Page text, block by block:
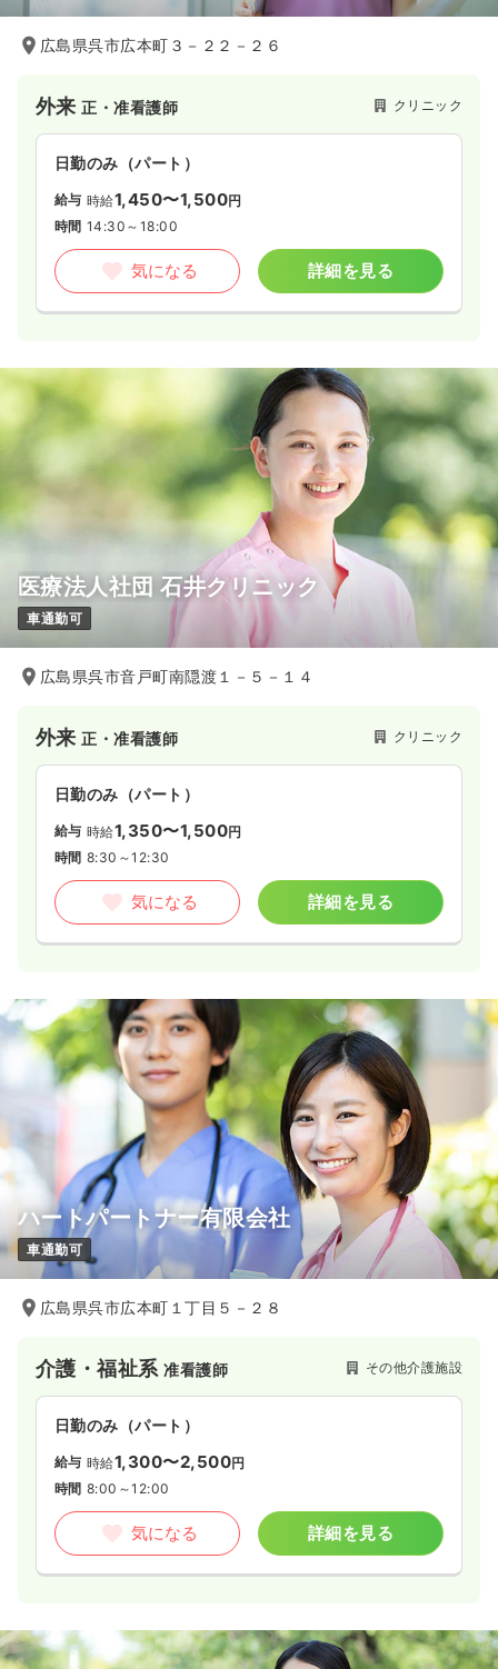
広島県呉市広本町３－２２－２６
外来正・准看護師 クリニック
日勤のみ（パート）
給与 時給1,450〜1,500円
時間 14:30～18:00
気になる 詳細を見る
医療法人社団 石井クリニック
車通勤可
広島県呉市音戸町南隠渡１－５－１４
外来正・准看護師 クリニック
日勤のみ（パート）
給与 時給1,350〜1,500円
時間 8:30～12:30
気になる 詳細を見る
ハートパートナー有限会社
車通勤可
広島県呉市広本町１丁目５－２８
介護・福祉系准看護師 その他介護施設
日勤のみ（パート）
給与 時給1,300〜2,500円
時間 8:00～12:00
気になる 詳細を見る